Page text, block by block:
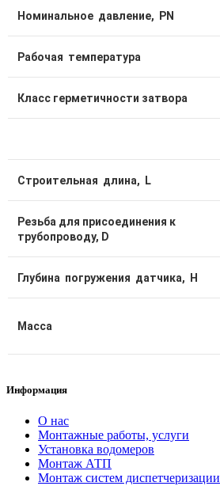
Номинальное давление, PN
Рабочая температура
Класс герметичности затвора
Строительная длина, L
Резьба для присоединения к
трубопроводу, D
Глубина погружения датчика, Н
Масса
Информация
О нас
Монтажные работы, услуги
Установка водомеров
Монтаж АТП
Монтаж систем диспетчеризации